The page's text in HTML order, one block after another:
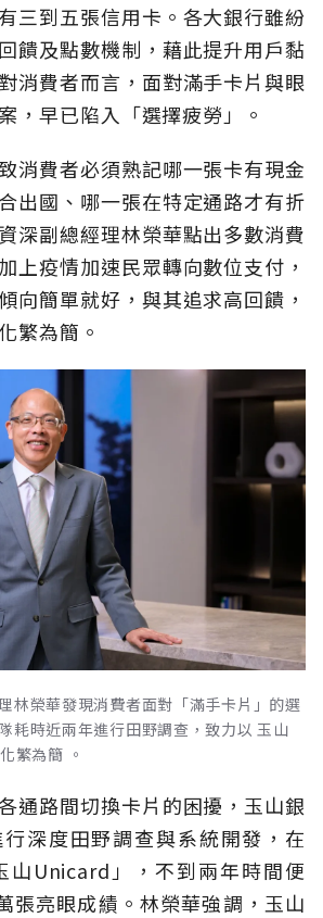
三到五張信用卡。各大銀行雖紛
饋及點數機制，藉此提升用戶黏
消費者而言，面對滿手卡片與眼
，早已陷入「選擇疲勞」。
消費者必須熟記哪一張卡有現金
出國、哪一張在特定通路才有折
深副總經理林榮華點出多數消費
上疫情加速民眾轉向數位支付，
向簡單就好，與其追求高回饋，
繁為簡。
林榮華發現消費者面對「滿手卡片」的選
耗時近兩年進行田野調查，致力以 玉山
繁為簡 。
通路間切換卡片的困擾，玉山銀
深度田野調查與系統開發，在
山Unicard」，不到兩年時間便
張亮眼成績。林榮華強調，玉山